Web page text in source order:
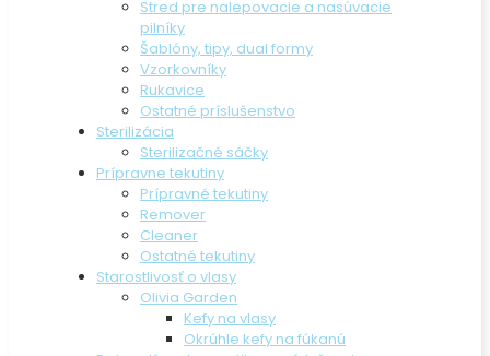
Stred pre nalepovacie a nasúvacie
pilníky
Šablóny, tipy, dual formy
Vzorkovníky
Rukavice
Ostatné príslušenstvo
Sterilizácia
Sterilizačné sáčky
Prípravne tekutiny
Prípravné tekutiny
Remover
Cleaner
Ostatné tekutiny
Starostlivosť o vlasy
Olivia Garden
Kefy na vlasy
Okrúhle kefy na fúkanú